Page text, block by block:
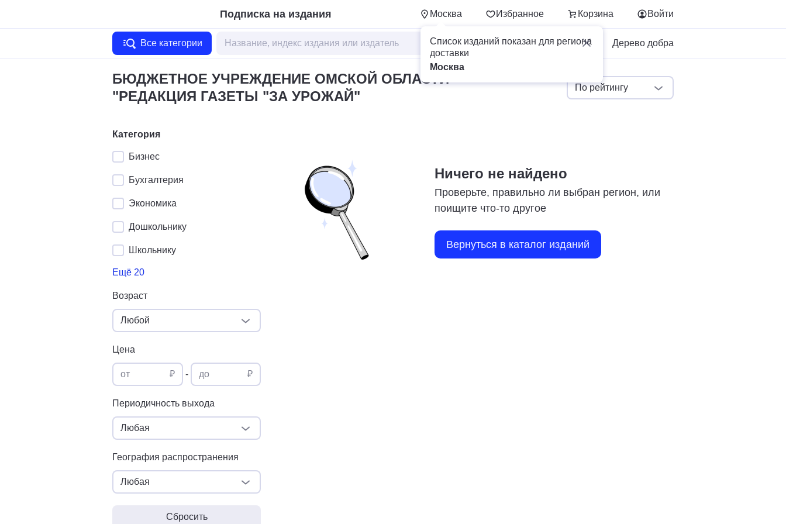
Подписка на издания Москва Избранное Корзина
Список изданий показан для региона
доставки
Москва
Войти
Все категории Для бизнеса Дерево добра
БЮДЖЕТНОЕ УЧРЕЖДЕНИЕ ОМСКОЙ ОБЛАСТИ
"РЕДАКЦИЯ ГАЗЕТЫ "ЗА УРОЖАЙ"
По рейтингу
Категория
Бизнес
Бухгалтерия
Экономика
Дошкольнику
Школьнику
Ещё 20
Возраст
Любой
Цена
от ₽ - до ₽
Периодичность выхода
Любая
География распространения
Любая
Сбросить
Ничего не найдено
Проверьте, правильно ли выбран регион, или
поищите что-то другое
Вернуться в каталог изданий